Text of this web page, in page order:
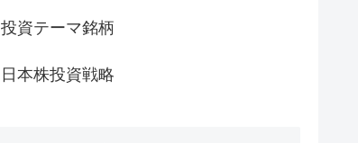
投資テーマ銘柄
日本株投資戦略